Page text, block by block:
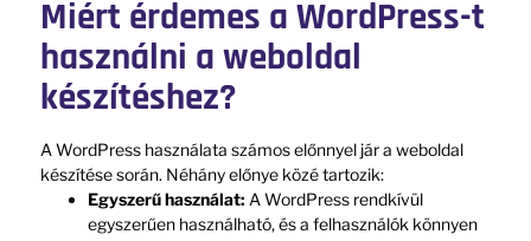
Miért érdemes a WordPress-t
használni a weboldal
készítéshez?
A WordPress használata számos előnnyel jár a weboldal
készítése során. Néhány előnye közé tartozik:
Egyszerű használat: A WordPress rendkívül
egyszerűen használható, és a felhasználók könnyen